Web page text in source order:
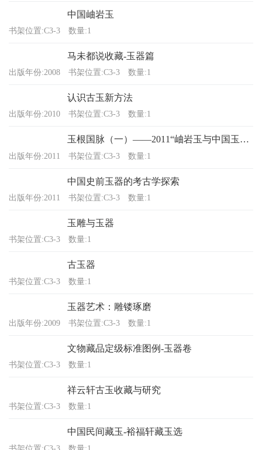
中国岫岩玉
书架位置:C3-3 数量:1
马未都说收藏-玉器篇
出版年份:2008 书架位置:C3-3 数量:1
认识古玉新方法
出版年份:2010 书架位置:C3-3 数量:1
玉根国脉（一）——2011“岫岩玉与中国玉文化学术研讨会”文集
出版年份:2011 书架位置:C3-3 数量:1
中国史前玉器的考古学探索
出版年份:2011 书架位置:C3-3 数量:1
玉雕与玉器
书架位置:C3-3 数量:1
古玉器
书架位置:C3-3 数量:1
玉器艺术：雕镂琢磨
出版年份:2009 书架位置:C3-3 数量:1
文物藏品定级标准图例-玉器卷
书架位置:C3-3 数量:1
祥云轩古玉收藏与研究
书架位置:C3-3 数量:1
中国民间藏玉-裕福轩藏玉选